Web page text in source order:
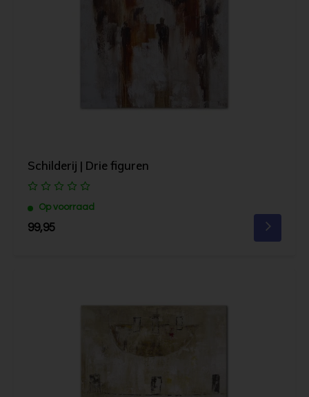
Schilderij | Drie figuren
Op voorraad
99,95